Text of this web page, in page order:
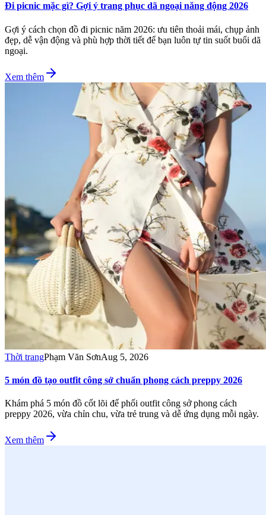
Đi picnic mặc gì? Gợi ý trang phục dã ngoại năng động 2026
Gợi ý cách chọn đồ đi picnic năm 2026: ưu tiên thoải mái, chụp ảnh
đẹp, dễ vận động và phù hợp thời tiết để bạn luôn tự tin suốt buổi dã
ngoại.
Xem thêm
Thời trangPhạm Văn SơnAug 5, 2026
5 món đồ tạo outfit công sở chuẩn phong cách preppy 2026
Khám phá 5 món đồ cốt lõi để phối outfit công sở phong cách
preppy 2026, vừa chỉn chu, vừa trẻ trung và dễ ứng dụng mỗi ngày.
Xem thêm